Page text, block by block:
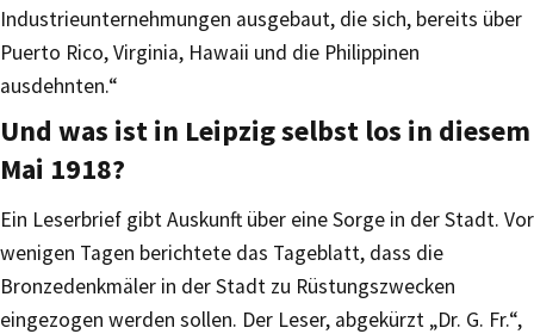
Industrieunternehmungen ausgebaut, die sich, bereits über
Puerto Rico, Virginia, Hawaii und die Philippinen
ausdehnten.“
Und was ist in Leipzig selbst los in diesem
Mai 1918?
Ein Leserbrief gibt Auskunft über eine Sorge in der Stadt. Vor
wenigen Tagen berichtete das Tageblatt, dass die
Bronzedenkmäler in der Stadt zu Rüstungszwecken
eingezogen werden sollen. Der Leser, abgekürzt „Dr. G. Fr.“,